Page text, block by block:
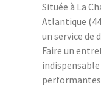
Située à La
Atlantique
un service de
Faire un